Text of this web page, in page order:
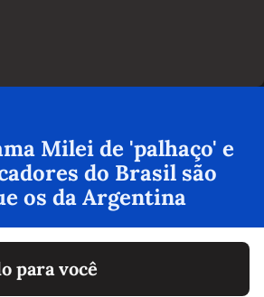
Milei de 'palhaço' e
do Brasil são
os da Argentina
para você